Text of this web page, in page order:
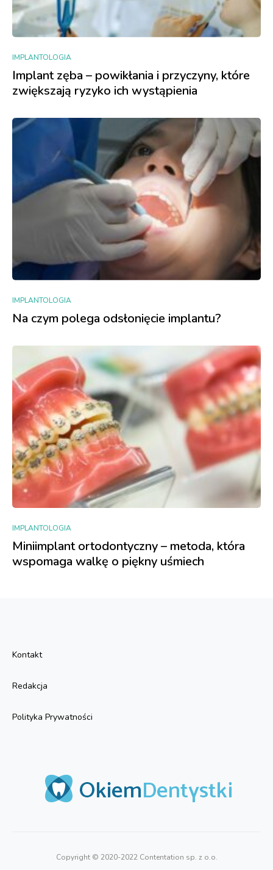
IMPLANTOLOGIA
Implant zęba – powikłania i przyczyny, które
zwiększają ryzyko ich wystąpienia
IMPLANTOLOGIA
Na czym polega odsłonięcie implantu?
IMPLANTOLOGIA
Miniimplant ortodontyczny – metoda, która
wspomaga walkę o piękny uśmiech
Kontakt
Redakcja
Polityka Prywatności
Copyright © 2020-2022 Contentation sp. z o.o.